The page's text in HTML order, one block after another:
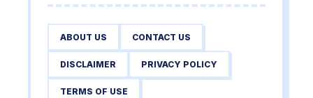
ABOUT US CONTACT US
DISCLAIMER PRIVACY POLICY
TERMS OF USE